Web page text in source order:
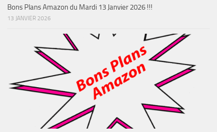
Bons Plans Amazon du Mardi 13 Janvier 2026 !!!
13 JANVIER 2026